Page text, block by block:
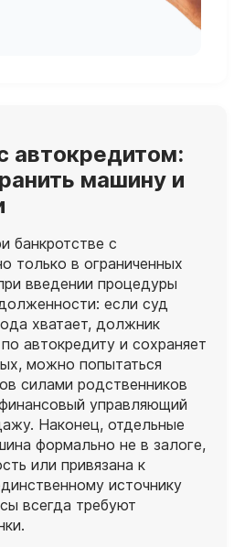
автокредитом:
машину и
банкротстве с
только в ограниченных
введении процедуры
если суд
хватает, должник
автокредиту и сохраняет
можно попытаться
силами родственников
управляющий
Наконец, отдельные
формально не в залоге,
или привязана к
источнику
всегда требуют